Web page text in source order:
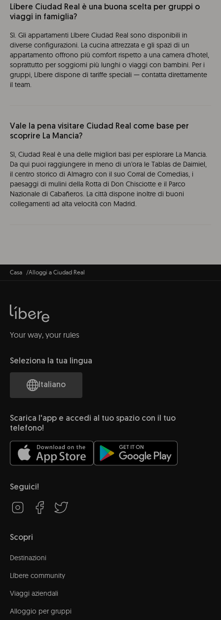
Líbere Ciudad Real è una buona scelta per gruppi o
viaggi in famiglia?
Sì. Gli appartamenti Líbere Ciudad Real sono disponibili in
diverse configurazioni. La cucina attrezzata e gli spazi di un
appartamento offrono più comfort rispetto a una camera d'hotel,
soprattutto per soggiorni più lunghi o viaggi con bambini. Per i
gruppi, Líbere dispone di tariffe speciali — contatta direttamente
il team.
Vale la pena visitare Ciudad Real come base per
scoprire La Mancia?
Sì, Ciudad Real è una delle migliori basi per esplorare La Mancia.
Da qui puoi raggiungere in meno di un'ora le Tablas de Daimiel,
il centro storico di Almagro con il suo Corral de Comedias, i
paesaggi di mulini della Rotta di Don Chisciotte e il Parco
Nazionale di Cabañeros. La città dispone inoltre di buoni
collegamenti ad alta velocità con Madrid.
Casa Alloggi a Ciudad Real
Your way, your rules
Seleziona la tua lingua
Italiano
Scarica l'app e accedi al tuo spazio con il tuo
telefono!
Seguici!
Scopri
Destinazioni
Líbere community
Viaggi aziendali
Alloggio per gruppi